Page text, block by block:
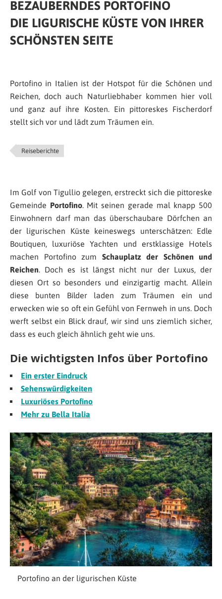
BEZAUBERNDES PORTOFINO
DIE LIGURISCHE KÜSTE VON IHRER
SCHÖNSTEN SEITE
Portofino in Italien ist der Hotspot für die Schönen und
Reichen, doch auch Naturliebhaber kommen hier voll
und ganz auf ihre Kosten. Ein pittoreskes Fischerdorf
stellt sich vor und lädt zum Träumen ein.
Reiseberichte
Im Golf von Tigullio gelegen, erstreckt sich die pittoreske
Gemeinde Portofino. Mit seinen gerade mal knapp 500
Einwohnern darf man das überschaubare Dörfchen an
der ligurischen Küste keineswegs unterschätzen: Edle
Boutiquen, luxuriöse Yachten und erstklassige Hotels
machen Portofino zum Schauplatz der Schönen und
Reichen. Doch es ist längst nicht nur der Luxus, der
diesen Ort so besonders und einzigartig macht. Allein
diese bunten Bilder laden zum Träumen ein und
erwecken wie so oft ein Gefühl von Fernweh in uns. Doch
werft selbst ein Blick drauf, wir sind uns ziemlich sicher,
dass es euch gleich ähnlich geht wie uns.
Die wichtigsten Infos über Portofino
Ein erster Eindruck
Sehenswürdigkeiten
Luxuriöses Portofino
Mehr zu Bella Italia
Portofino an der ligurischen Küste